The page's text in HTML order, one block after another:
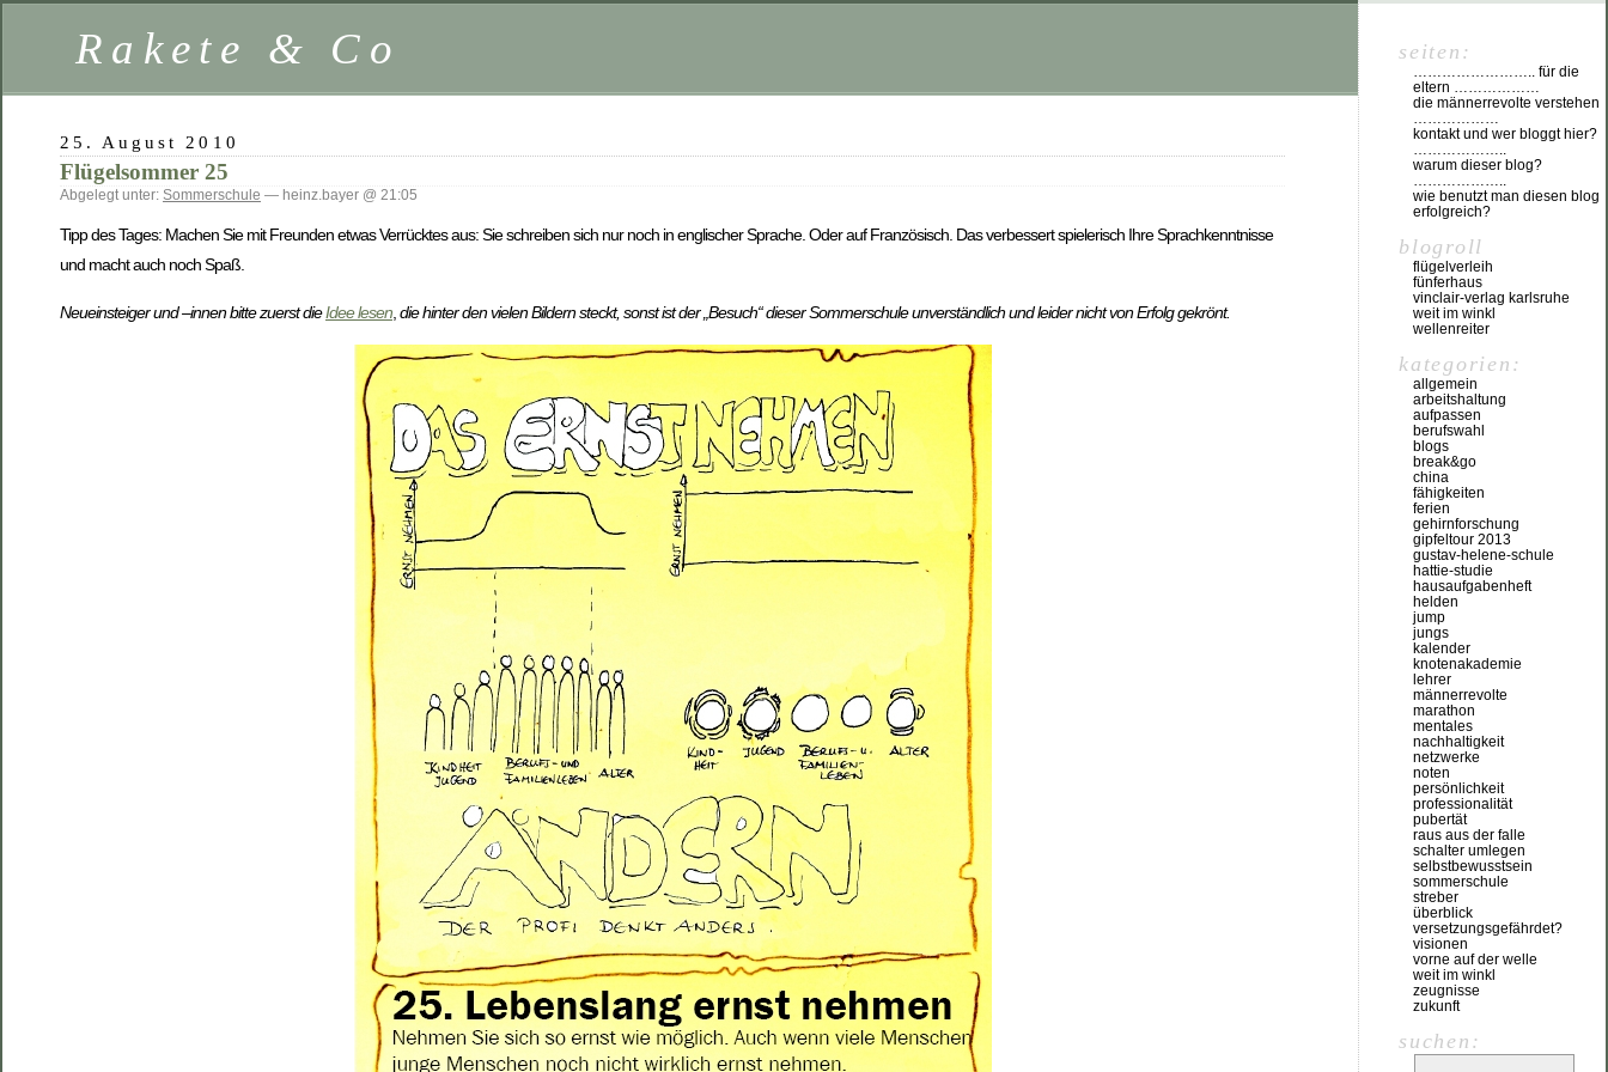
Rakete & Co
25. August 2010
Flügelsommer 25
Abgelegt unter: Sommerschule — heinz.bayer @ 21:05
Tipp des Tages: Machen Sie mit Freunden etwas Verrücktes aus: Sie schreiben sich nur noch in englischer Sprache. Oder auf Französisch. Das verbessert spielerisch Ihre Sprachkenntnisse
und macht auch noch Spaß.
Neueinsteiger und –innen bitte zuerst dieIdee lesen die hinter den vielen Bildern steckt, sonst ist der „Besuch“ dieser Sommerschule unverständlich und leider nicht von Erfolg gekrönt.
seiten:
…………………….. für die
eltern ………………
die männerrevolte verstehen
………………
kontakt und wer bloggt hier?
………………..
warum dieser blog?
………………..
wie benutzt man diesen blog
erfolgreich?
blogroll
flügelverleih
fünferhaus
vinclair-verlag karlsruhe
weit im winkl
wellenreiter
kategorien:
allgemein
arbeitshaltung
aufpassen
berufswahl
blogs
break&go
china
fähigkeiten
ferien
gehirnforschung
gipfeltour 2013
gustav-helene-schule
hattie-studie
hausaufgabenheft
helden
jump
jungs
kalender
knotenakademie
lehrer
männerrevolte
marathon
mentales
nachhaltigkeit
netzwerke
noten
persönlichkeit
professionalität
pubertät
raus aus der falle
schalter umlegen
selbstbewusstsein
sommerschule
streber
überblick
versetzungsgefährdet?
visionen
vorne auf der welle
weit im winkl
zeugnisse
zukunft
suchen: